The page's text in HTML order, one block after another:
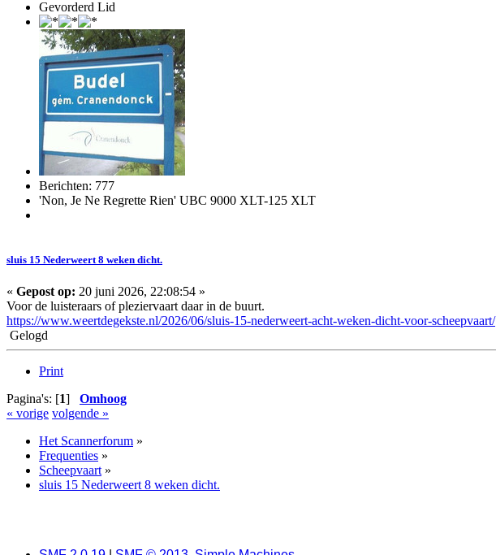
Gevorderd Lid
Berichten: 777
'Non, Je Ne Regrette Rien' UBC 9000 XLT-125 XLT
sluis 15 Nederweert 8 weken dicht.
« Gepost op: 20 juni 2026, 22:08:54 »
Voor de luisteraars of pleziervaart daar in de buurt.
https://www.weertdegekste.nl/2026/06/sluis-15-nederweert-acht-weken-dicht-voor-scheepvaart/
Gelogd
Print
Pagina's: [1] Omhoog
« vorige volgende »
Het Scannerforum »
Frequenties »
Scheepvaart »
sluis 15 Nederweert 8 weken dicht.